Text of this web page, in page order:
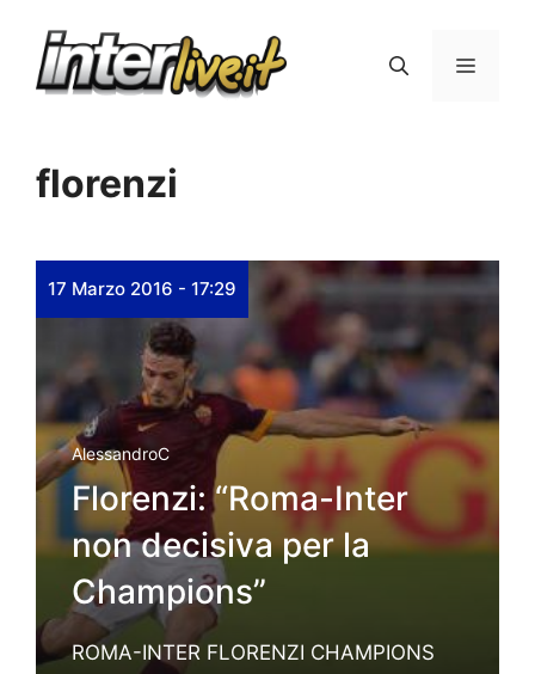
Menu
florenzi
17 Marzo 2016 - 17:29
AlessandroC
Florenzi: “Roma-Inter
non decisiva per la
Champions”
ROMA-INTER FLORENZI CHAMPIONS